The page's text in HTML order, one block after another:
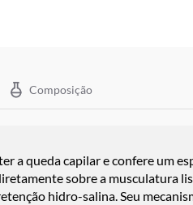
Composição
a queda capilar e confere um
sobre a musculatura
hidro-salina. Seu